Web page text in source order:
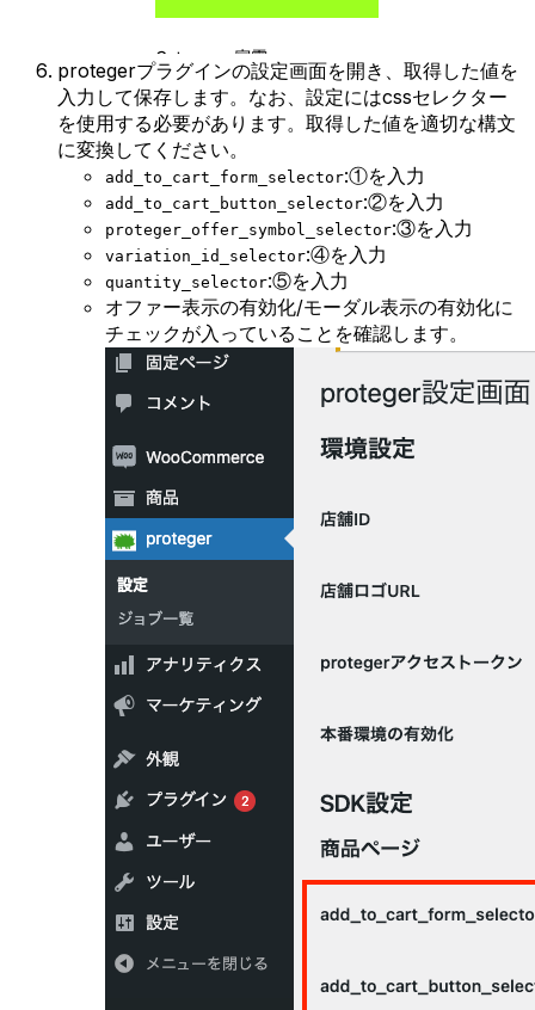
protegerプラグインの設定画面を開き、取得した値を
入力して保存します。なお、設定にはcssセレクター
を使用する必要があります。取得した値を適切な構文
に変換してください。
add_to_cart_form_selector:①を入力
add_to_cart_button_selector:②を入力
proteger_offer_symbol_selector:③を入力
variation_id_selector:④を入力
quantity_selector:⑤を入力
オファー表示の有効化/モーダル表示の有効化に
チェックが入っていることを確認します。